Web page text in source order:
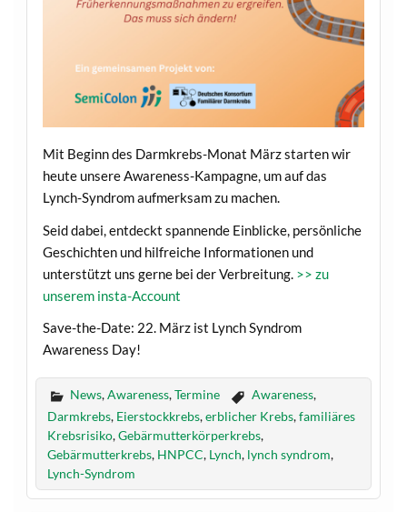
Mit Beginn des Darmkrebs-Monat März starten wir
heute unsere Awareness-Kampagne, um auf das
Lynch-Syndrom aufmerksam zu machen.
Seid dabei, entdeckt spannende Einblicke, persönliche
Geschichten und hilfreiche Informationen und
unterstützt uns gerne bei der Verbreitung. >> zu
unserem insta-Account
Save-the-Date: 22. März ist Lynch Syndrom
Awareness Day!
News,Awareness,Termine Awareness,
Darmkrebs, Eierstockkrebs,erblicher Krebs,familiäres
Krebsrisiko,Gebärmutterkörperkrebs,
Gebärmutterkrebs, HNPCC, Lynch, lynch syndrom,
Lynch-Syndrom